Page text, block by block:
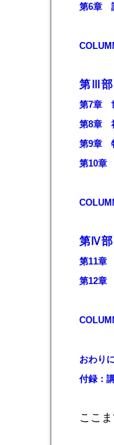
第6章
第Ⅲ部
第7章
第8章
第9章
第10章
第Ⅳ部
第11章
第12章
おわり
付録：
ここま